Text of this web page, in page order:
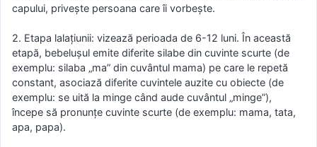
capului, privește persoana care îi vorbește.
2. Etapa lalațiunii: vizează perioada de 6-12 luni. În această
etapă, bebelușul emite diferite silabe din cuvinte scurte (de
exemplu: silaba „ma” din cuvântul mama) pe care le repetă
constant, asociază diferite cuvintele auzite cu obiecte (de
exemplu: se uită la minge când aude cuvântul „minge”),
începe să pronunțe cuvinte scurte (de exemplu: mama, tata,
apa, papa).